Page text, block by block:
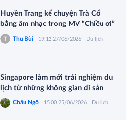
Huyền Trang kể chuyện Trà Cổ
bằng âm nhạc trong MV “Chiều ơi”
Thu Bùi 19:12 27/06/2026 Du lịch
Singapore làm mới trải nghiệm du
lịch từ những không gian di sản
Châu Ngô 15:00 25/06/2026 Du lịch